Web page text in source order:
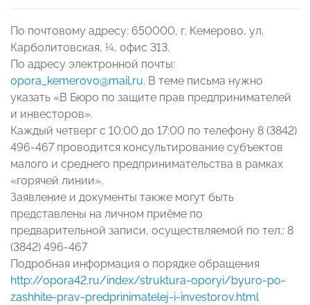
По почтовому адресу: 650000, г. Кемерово, ул.
Карболитовская, ¼, офис 313.
По адресу электронной почты:
opora_kemerovo@mail.ru. В теме письма нужно
указать «В Бюро по защите прав предпринимателей
и инвесторов».
Каждый четверг с 10:00 до 17:00 по телефону 8 (3842)
496-467 проводится консультирование субъектов
малого и среднего предпринимательства в рамках
«горячей линии».
Заявление и документы также могут быть
представлены на личном приёме по
предварительной записи, осуществляемой по тел.: 8
(3842) 496-467
Подробная информация о порядке обращения
http://opora42.ru/index/struktura-oporyi/byuro-po-
zashhite-prav-predprinimatelej-i-investorov.html